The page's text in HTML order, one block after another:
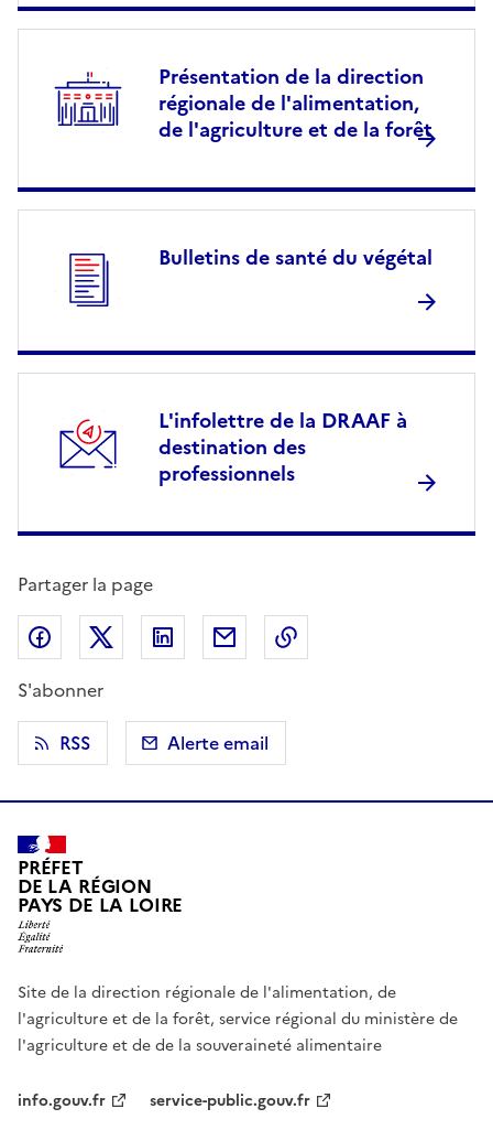
Présentation de la direction
régionale de l'alimentation,
de l'agriculture et de la forêt
Bulletins de santé du végétal
L'infolettre de la DRAAF à
destination des
professionnels
Partager la page
Partager sur Facebook
Partager sur X (anciennement Twitter)
Partager sur LinkedIn
Partager par email
S'abonner
RSS
Alerte email
PRÉFET
DE LA RÉGION
PAYS DE LA LOIRE
Site de la direction régionale de l'alimentation, de
l'agriculture et de la forêt, service régional du ministère de
l'agriculture et de de la souveraineté alimentaire
info.gouv.fr service-public.gouv.fr